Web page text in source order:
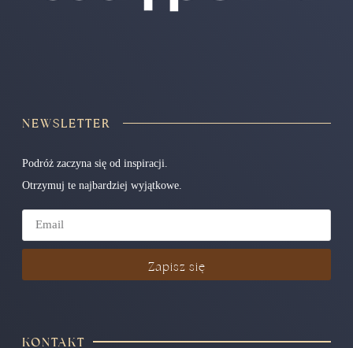
NEWSLETTER
Podróż zaczyna się od inspiracji.
Otrzymuj te najbardziej wyjątkowe.
Zapisz się
KONTAKT